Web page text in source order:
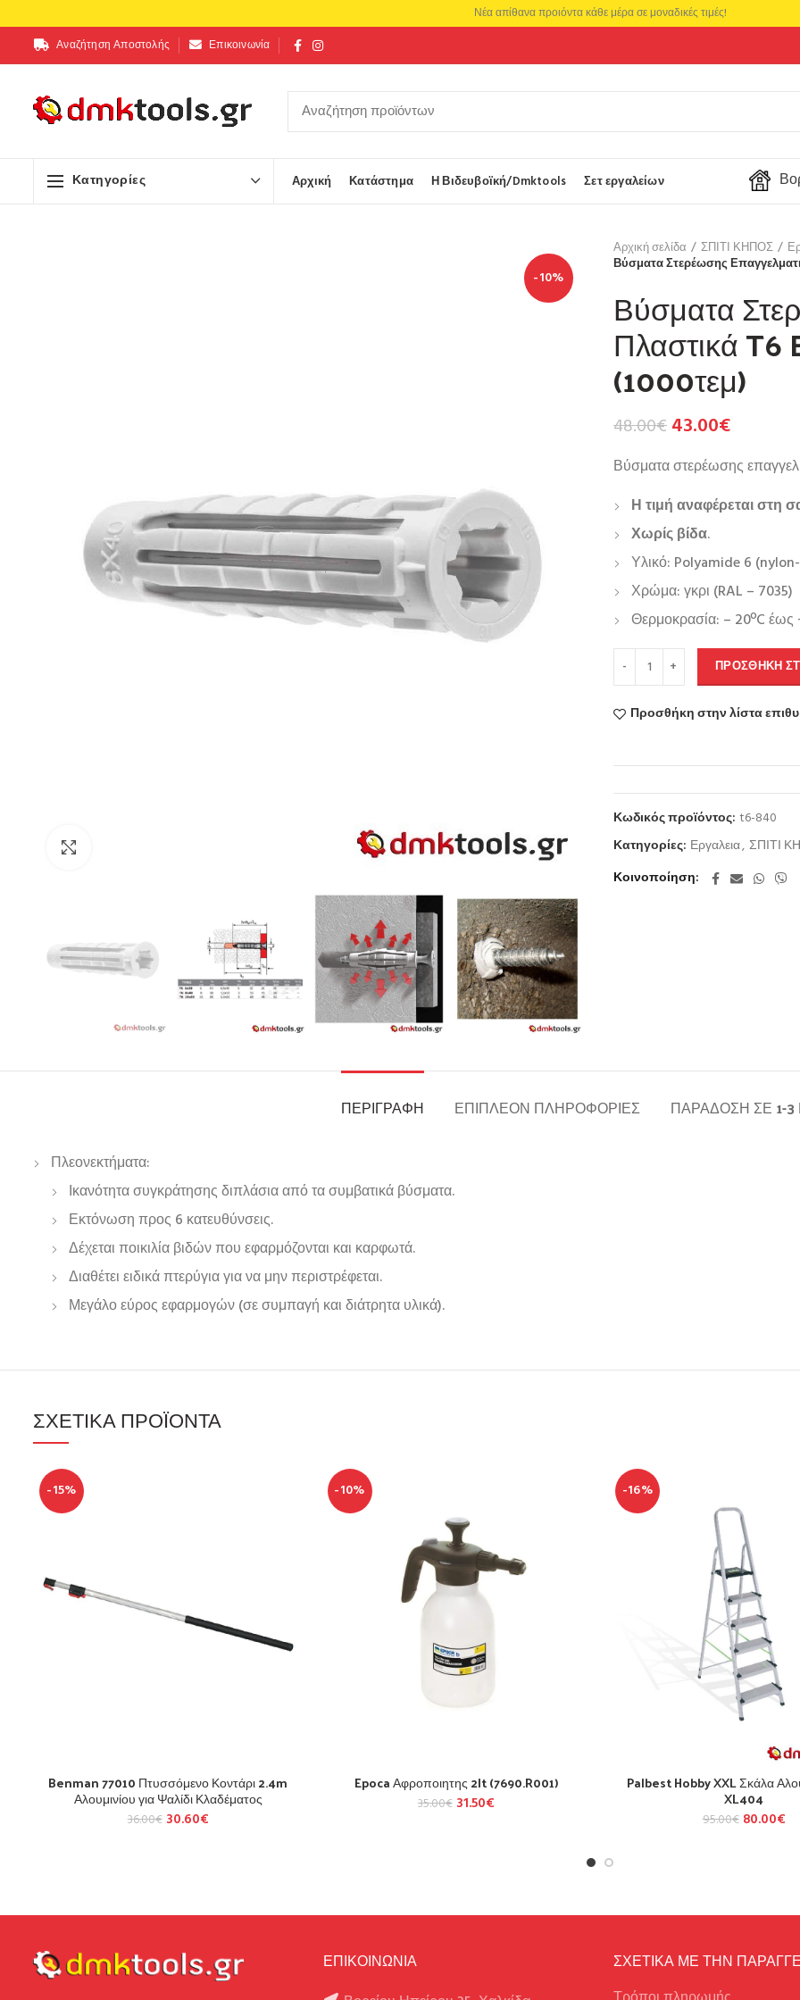
Αναζήτηση Αποστολής Επικοινωνία
Κατηγορίες Αρχική Κατάστημα Η Βιδευβοϊκή/Dmktools Σετ εργαλείων
-10%
Αρχική σελίδα ΣΠΙΤΙ ΚΗΠΟΣ
Βύσματα Στερέωσης
Βύσματα
Πλαστικά
(1000τεμ)
48.00€43.00€
Βύσματα στερέωσης
Η τιμή αναφέρεται στη
Χωρίς βίδα.
Υλικό: Polyamide 6
Χρώμα: γκρι (RAL – 7035)
Θερμοκρασία: – 20ºC έως
ΠΡΟΣΘΉΚΗ
Προσθήκη στην λίστα
Κωδικός προϊόντος: t6-840
Κατηγορίες: Εργαλεια, ΣΠΙΤΙ
Κοινοποίηση
ΠΕΡΙΓΡΑΦΉ ΕΠΙΠΛΈΟΝ ΠΛΗΡΟΦΟΡΊΕΣ ΠΑΡΆΔΟΣΗ ΣΕ 1-
Πλεονεκτήματα:
Ικανότητα συγκράτησης διπλάσια από τα συμβατικά βύσματα.
Εκτόνωση προς 6 κατευθύνσεις.
Δέχεται ποικιλία βιδών που εφαρμόζονται και καρφωτά.
Διαθέτει ειδικά πτερύγια για να μην περιστρέφεται.
Μεγάλο εύρος εφαρμογών (σε συμπαγή και διάτρητα υλικά).
ΣΧΕΤΙΚΆ ΠΡΟΪΌΝΤΑ
-15%
Benman 77010 Πτυσσόμενο Κοντάρι 2.4m
Αλουμινίου για Ψαλίδι Κλαδέματος
36.00€ 30.60€
-10%
Epoca Αφροποιητης 2lt (7690.R001)
35.00€ 31.50€
-16%
Palbest Hobby XXL Σκάλα
XL404
95.00€ 80.00€
ΕΠΙΚΟΙΝΩΝΙΑ ΣΧΕΤΙΚΑ ΜΕ ΤΗΝ
Νέα απίθανα προιόντα κάθε μέρα σε μοναδικές τιμές!